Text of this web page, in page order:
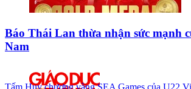
Báo Thái Lan thừa nhận sức mạnh
Nam
Tấm Huy chương vàng SEA Games của U22